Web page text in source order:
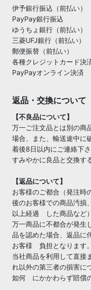
伊予銀行振込（前払い）
PayPay銀行振込
ゆうちょ銀行（前払い）
三菱UFJ銀行（前払い）
郵便振替（前払い）
各種クレジットカード決
PayPayオンライン決済
返品・交換について
【不良品について】
万一ご注文品とは別の商
場合、また、輸送途中に
着後8日以内にご連絡下さ
すみやかに良品と交換す
【返品について】
お客様のご都合（発注時
後のお客様での商品汚損
以上経過 した商品など
万一商品に不都合が発生
品を認めた場合、返品に
お客様 負担となります。
当社商品を利用して直接
れ以外の第三者の損害に
如何 にかかわらず賠償